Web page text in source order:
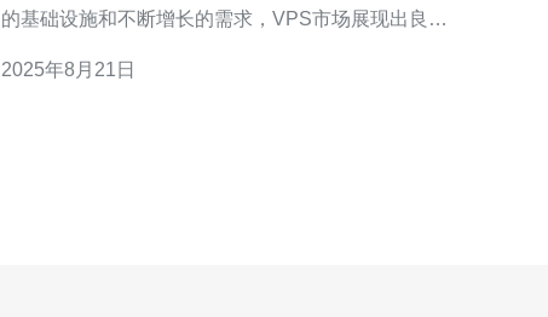
的基础设施和不断增长的需求，VPS市场展现出良好
的市场现状以及未来的发展前景。 韩国VPS服务器市
2025年8月21日